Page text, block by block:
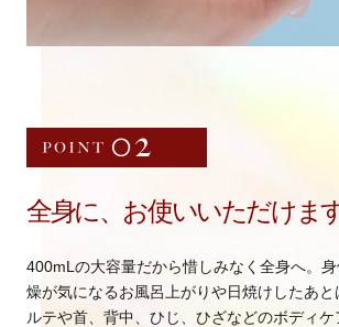
全身に、お使いいただけます
400mLの大容量だから惜しみなく全身へ。
燥が気になるお風呂上がりや日焼けしたあと
ルテや首、背中、ひじ、ひざなどのボディケ